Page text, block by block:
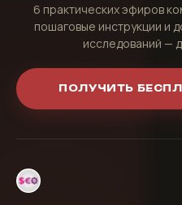
6 практических эфиров
пошаговые инструкции и
исследований —
ПОЛУЧИТЬ